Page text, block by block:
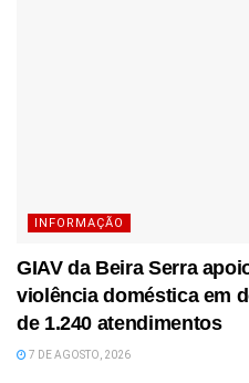
INFORMAÇÃO
GIAV da Beira Serra
violência doméstica em
de 1.240 atendimentos
7 DE AGOSTO, 2026